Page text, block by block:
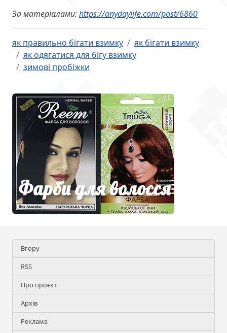
За матеріалами:https://anydaylife.com/post/6860
як правильно бігати взимку
як бігати взимку
як одягатися для бігу взимку
зимові пробіжки
Вгору
RSS
Про проєкт
Архів
Реклама